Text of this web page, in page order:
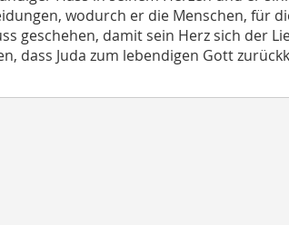
wodurch er die Menschen, für
geschehen, damit sein Herz sich der
dass Juda zum lebendigen Gott